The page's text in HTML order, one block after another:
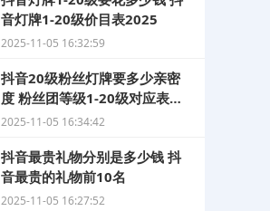
音灯牌1-20级价目表2025
2025-11-05 16:32:59
抖音20级粉丝灯牌要多少亲密
度 粉丝团等级1-20级对应表
2025
2025-11-05 16:34:42
抖音最贵礼物分别是多少钱 抖
音最贵的礼物前10名
2025-11-05 16:27:52